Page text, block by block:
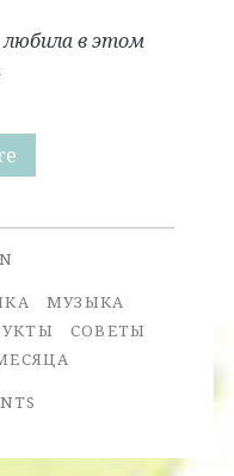
в этом
Фавориты
МУЗЫКА
СОВЕТЫ